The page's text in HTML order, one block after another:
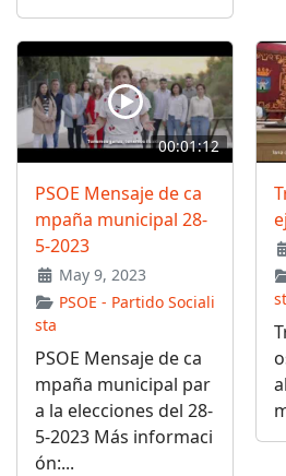
00:01:12
PSOE Mensaje de ca
mpaña municipal 28-
5-2023
May 9, 2023
PSOE - Partido Sociali
sta
PSOE Mensaje de ca
mpaña municipal par
a la elecciones del 28-
5-2023 Más informaci
ón:...